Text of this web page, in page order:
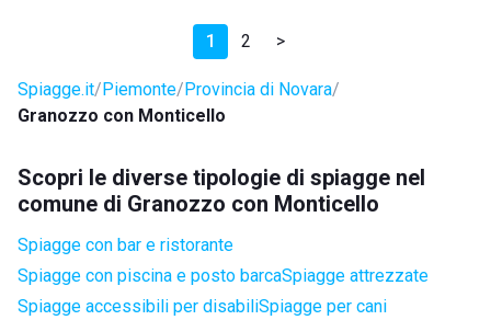
1 2 >
Spiagge.it Piemonte Provincia di Novara
Granozzo con Monticello
Scopri le diverse tipologie di spiagge nel
comune di Granozzo con Monticello
Spiagge con bar e ristorante
Spiagge con piscina e posto barcaSpiagge attrezzate
Spiagge accessibili per disabiliSpiagge per cani